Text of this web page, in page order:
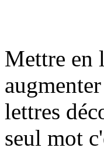
Mettre en
lettres
seul mot